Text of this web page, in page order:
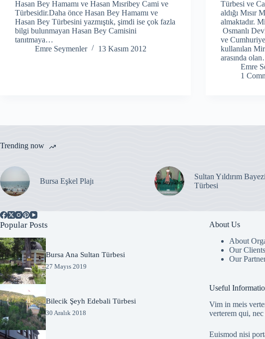
Hasan Bey Hamamı ve Hasan Mısribey Cami ve
Türbesidir.Daha önce Hasan Bey Hamamı ve
Hasan Bey Türbesini yazmıştık, şimdi ise çok fazla
bilgi bulunmayan Hasan Bey Camisini
tanıtmaya…
Emre Seymenler
13 Kasım 2012
Türbesi ve
aldığı Mısır
almaktadır.
Osmanlı
ve
kullanılan
arasında
Emre
1
Trending now
Bursa Eşkel Plajı
Sultan Yıldırım
Türbesi
Popular Posts
Bursa Ana Sultan Türbesi
27 Mayıs 2019
Bilecik Şeyh Edebali Türbesi
30 Aralık 2018
About Us
About
Our Clients
Our
Useful
Vim in meis
verterem qui,
Euismod nisi